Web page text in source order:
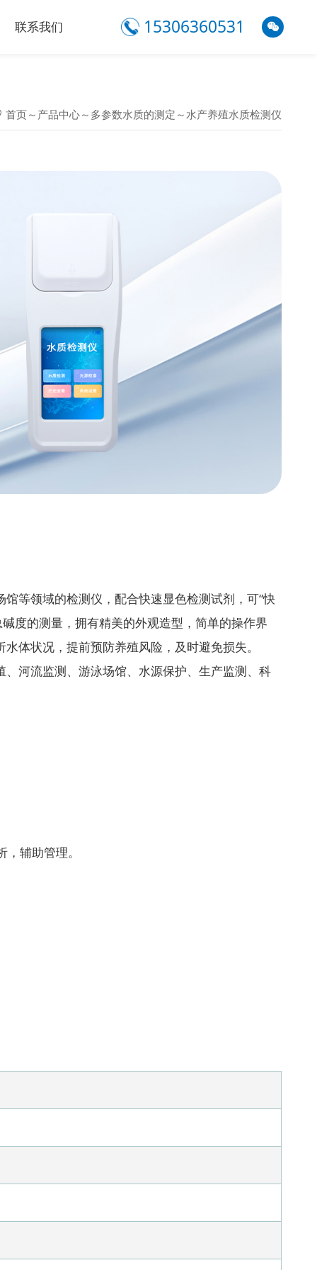
联系我们 15306360531
首页～ 产品中心～ 多参数水质的测定 ～水产养殖水质检测仪
等领域的检测仪，配合快速显色检测试剂，可“快
度的测量，拥有精美的外观造型，简单的操作界
体状况，提前预防养殖风险，及时避免损失。
河流监测、游泳场馆、水源保护、生产监测、科
辅助管理。